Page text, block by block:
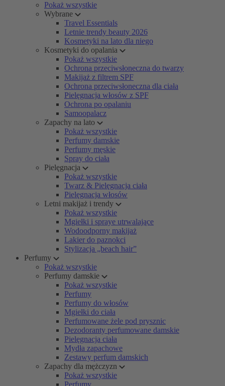
Pokaż wszystkie
Wybrane
Travel Essentials
Letnie trendy beauty 2026
Kosmetyki na lato dla niego
Kosmetyki do opalania
Pokaż wszystkie
Ochrona przeciwsłoneczna do twarzy
Makijaż z filtrem SPF
Ochrona przeciwsłoneczna dla ciała
Pielęgnacja włosów z SPF
Ochrona po opalaniu
Samoopalacz
Zapachy na lato
Pokaż wszystkie
Perfumy damskie
Perfumy męskie
Spray do ciała
Pielęgnacja
Pokaż wszystkie
Twarz & Pielęgnacja ciała
Pielęgnacja włosów
Letni makijaż i trendy
Pokaż wszystkie
Mgiełki i spraye utrwalające
Wodoodporny makijaż
Lakier do paznokci
Stylizacja „beach hair”
Perfumy
Pokaż wszystkie
Perfumy damskie
Pokaż wszystkie
Perfumy
Perfumy do włosów
Mgiełki do ciała
Perfumowane żele pod prysznic
Dezodoranty perfumowane damskie
Pielęgnacja ciała
Mydła zapachowe
Zestawy perfum damskich
Zapachy dla mężczyzn
Pokaż wszystkie
Perfumy